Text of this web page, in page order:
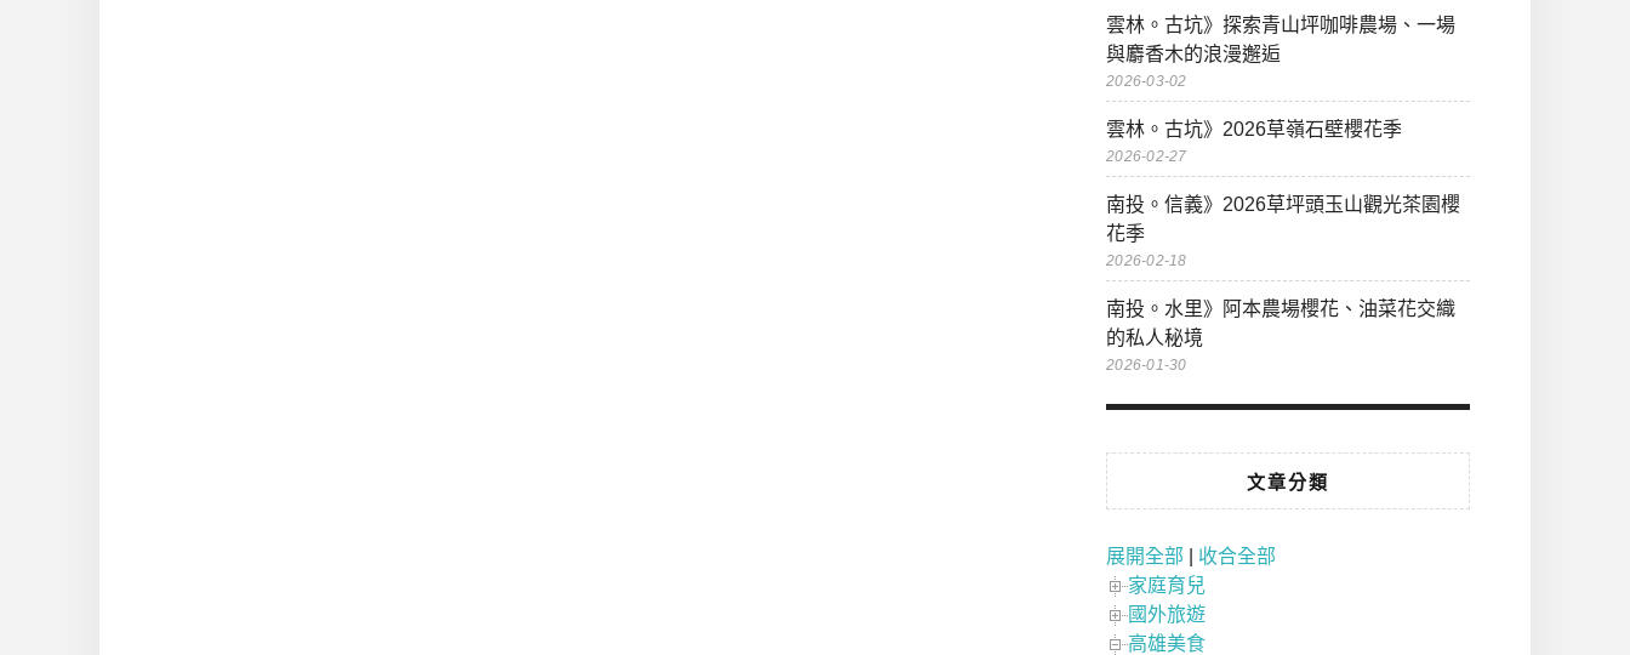
雲林。古坑》探索青山坪咖啡農場、一場
與麝香木的浪漫邂逅
2026-03-02
雲林。古坑》2026草嶺石壁櫻花季
2026-02-27
南投。信義》2026草坪頭玉山觀光茶園櫻
花季
2026-02-18
南投。水里》阿本農場櫻花、油菜花交織
的私人秘境
2026-01-30
文章分類
展開全部
收合全部
家庭育兒
國外旅遊
高雄美食